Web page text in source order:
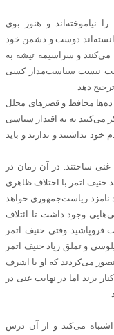
نیاموخته‌اند و هنوز بوی
دوست و دشمن خود
و سراسیمه تیشه به
نیست سیاست‌مدار کسی
دهد
ده‌ها محافظ و قصرهای مجلل
می‌کنند نه به اقتدار سیاسی
نداشتند و ندارند و باید
ساختند. در آن زمان در
اتمر با اختلاف ظاهری
نامزد ریاست‌جمهوری خواهد
وجود داشت تا ائتلاف
فروپاشید وقتی حنیف اتمر
و تملق زیاد حنیف اتمر
می‌کردند که او با اشرف
بزند اما در نهایت غنی در
می‌کند و از آن درس